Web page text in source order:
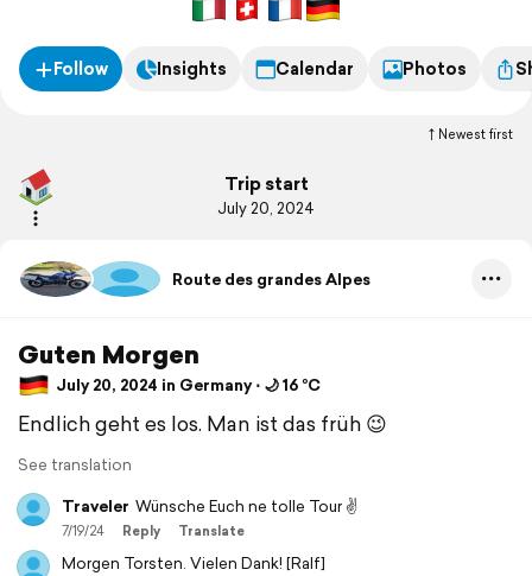
Follow Insights Calendar Photos
Newest first
Trip start
July 20, 2024
Route des grandes Alpes
Guten Morgen
July 20, 2024 in Germany ⋅ 🌙 16 °C
Endlich geht es los. Man ist das früh 😉
See translation
Traveler Wünsche Euch ne tolle Tour ✌️
7/19/24 Reply Translate
Morgen Torsten. Vielen Dank! [Ralf]